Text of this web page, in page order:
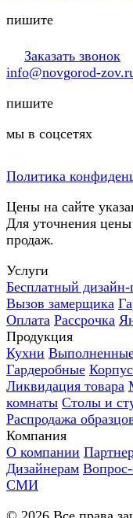
пишите
Заказать звонок
info@novgorod-
пишите
мы в соцсетях
Политика
Цены на сайте
Для уточнения
продаж.
Услуги
Бесплатный дизайн-
Вызов замерщика
Оплата Рассрочка
Продукция
Кухни
Гардеробные
Ликвидация товара
комнаты Столы и
Распродажа
Компания
О компании
Дизайнерам Вопрос-
СМИ